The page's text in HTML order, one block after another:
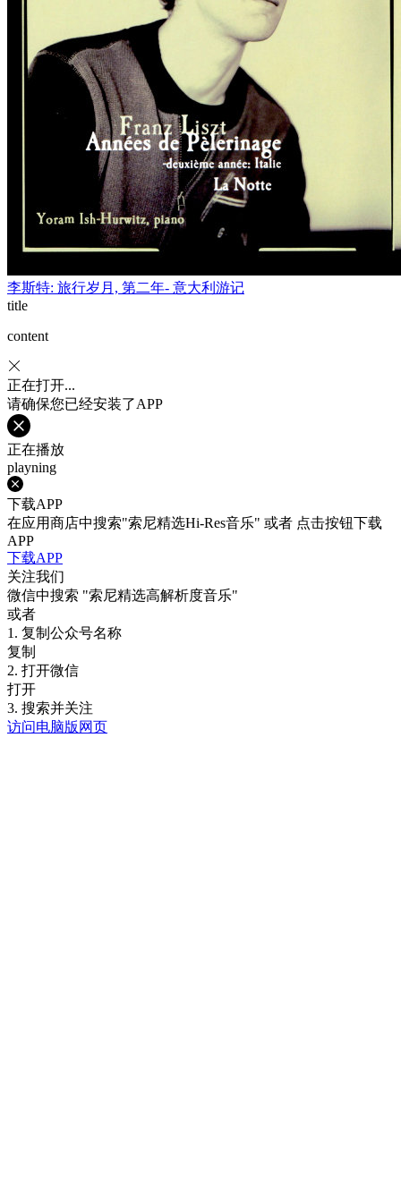
李斯特: 旅行岁月, 第二年- 意大利游记
title
content
正在打开...
请确保您已经安装了APP
正在播放
playning
下载APP
在应用商店中搜索"索尼精选Hi-Res音乐" 或者 点击按钮下载
APP
下载APP
关注我们
微信中搜索 "索尼精选高解析度音乐"
或者
1. 复制公众号名称
复制
2. 打开微信
打开
3. 搜索并关注
访问电脑版网页